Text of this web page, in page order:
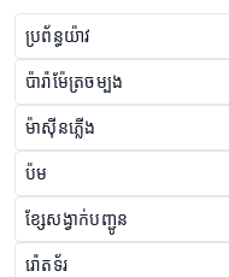
ប្រព័ន្ធយ៉ាវ
ប៉ារ៉ាម៉ែត្រចម្បង
ម៉ាស៊ីនភ្លើង
ប៉ម
ខ្សែសង្វាក់បញ្ជូន
រ៉ោតទ័រ